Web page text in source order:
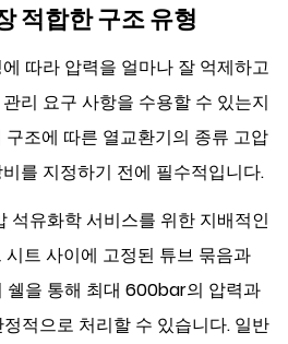
적합한 구조 유형
따라 압력을 얼마나 잘 억제하고
리 요구 사항을 수용할 수 있는지
구조에 따른 열교환기의 종류 고압
를 지정하기 전에 필수적입니다.
석유화학 서비스를 위한 지배적인
트 사이에 고정된 튜브 묶음과
쉘을 통해 최대 600bar의 압력과
적으로 처리할 수 있습니다. 일반